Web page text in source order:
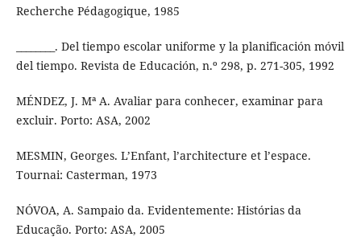
Recherche Pédagogique, 1985
________. Del tiempo escolar uniforme y la planificación móvil
del tiempo. Revista de Educación, n.º 298, p. 271-305, 1992
MÉNDEZ, J. Mª A. Avaliar para conhecer, examinar para
excluir. Porto: ASA, 2002
MESMIN, Georges. L’Enfant, l’architecture et l’espace.
Tournai: Casterman, 1973
NÓVOA, A. Sampaio da. Evidentemente: Histórias da
Educação. Porto: ASA, 2005